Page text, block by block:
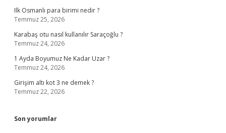
Ilk Osmanlı para birimi nedir ?
Temmuz 25, 2026
Karabaş otu nasıl kullanılır Saraçoğlu ?
Temmuz 24, 2026
1 Ayda Boyumuz Ne Kadar Uzar ?
Temmuz 24, 2026
Girişim altı kot 3 ne demek ?
Temmuz 22, 2026
Son yorumlar